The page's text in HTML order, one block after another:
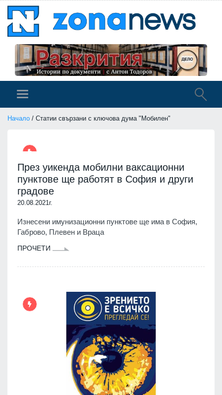
Начало / Статии свързани с ключова дума "Мобилен"
През уикенда мобилни ваксационни
пунктове ще работят в София и други
градове
20.08.2021г.
Изнесени имунизационни пунктове ще има в София,
Габрово, Плевен и Враца
ПРОЧЕТИ